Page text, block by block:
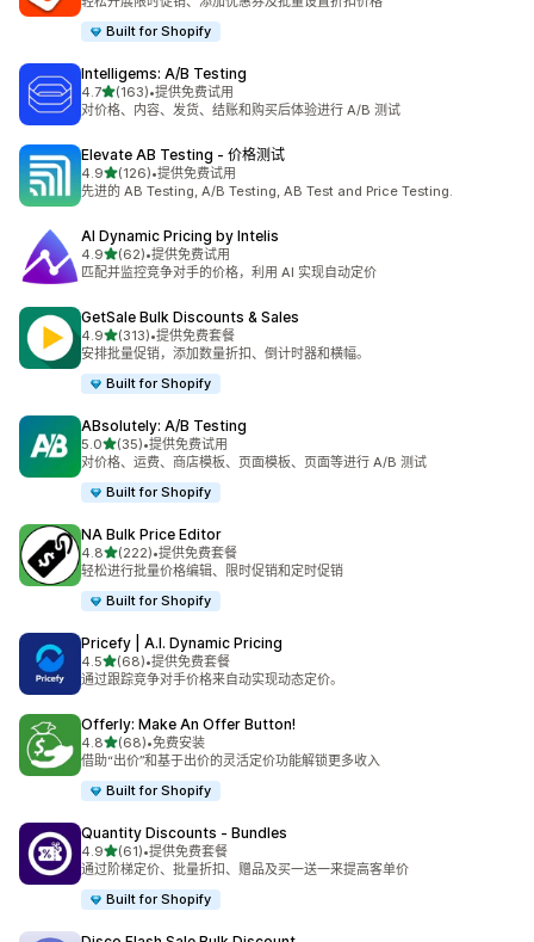
Built for Shopify
Intelligems: A/B Testing
4.7星（满分 5 星）
(163)
总共 163 条评论
•提供免费试用
对价格、内容、发货、结账和购买后体验进行 A/B 测试
Elevate AB Testing ‑ 价格测试
4.9星（满分 5 星）
(126)
总共 126 条评论
•提供免费试用
先进的 AB Testing, A/B Testing, AB Test and Price Testing.
AI Dynamic Pricing by Intelis
4.9星（满分 5 星）
(62)
总共 62 条评论
•提供免费试用
匹配并监控竞争对手的价格，利用 AI 实现自动定价
GetSale Bulk Discounts & Sales
4.9星（满分 5 星）
(313)
总共 313 条评论
•提供免费套餐
安排批量促销，添加数量折扣、倒计时器和横幅。
Built for Shopify
ABsolutely: A/B Testing
5.0星（满分 5 星）
(35)
总共 35 条评论
•提供免费试用
对价格、运费、商店模板、页面模板、页面等进行 A/B 测试
Built for Shopify
NA Bulk Price Editor
4.8星（满分 5 星）
(222)
总共 222 条评论
•提供免费套餐
轻松进行批量价格编辑、限时促销和定时促销
Built for Shopify
Pricefy | A.I. Dynamic Pricing
4.5星（满分 5 星）
(68)
总共 68 条评论
•提供免费套餐
通过跟踪竞争对手价格来自动实现动态定价。
Offerly: Make An Offer Button!
4.8星（满分 5 星）
(68)
总共 68 条评论
•免费安装
借助“出价”和基于出价的灵活定价功能解锁更多收入
Built for Shopify
Quantity Discounts ‑ Bundles
4.9星（满分 5 星）
(61)
总共 61 条评论
•提供免费套餐
通过阶梯定价、批量折扣、赠品及买一送一来提高客单价
Built for Shopify